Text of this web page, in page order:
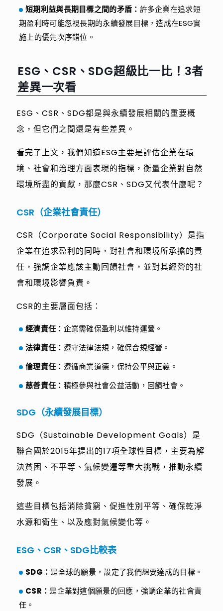
短期利益與長期目標之間的矛盾： 許多企業在追求短
期盈利時可能忽視長期的永續發展目標，造成在ESG實
施上的優先次序錯位。
ESG、CSR、SDG超級比一比！3者
差異一次看
ESG、CSR、SDG都是與永續發展相關的重要概
念，但它們之間還是有些差異。
看完了上文，我們知道ESG主要是評估企業在環
境、社會和治理方面表現的指標，衡量企業對自然
環境所盡的貢獻，那麼CSR、SDG又代表什麼呢？
CSR（企業社會責任）
CSR（Corporate Social Responsibility）是指
企業在追求盈利的同時，對社會和環境所承擔的責
任，強調企業應該主動回饋社會，並對其經營的社
會和環境影響負責。
CSR的主要層面包括：
經濟責任： 企業需確保盈利以維持運營。
法律責任： 遵守法律法規，確保合規經營。
倫理責任： 遵循商業道德，保持公平與正義。
慈善責任： 積極參與社會公益活動，回饋社會。
SDG（永續發展目標）
SDG（Sustainable Development Goals）是
聯合國於2015年提出的17項全球性目標，主要為解
決貧困、不平等、氣候變遷等重大挑戰，推動永續
發展。
這些目標包括消除貧窮、促進性別平等、確保乾淨
水源和衛生、以及應對氣候變化等。
ESG、CSR、SDG比較表
SDG：是全球的願景，設定了我們想要達成的目標。
CSR：是企業對這個願景的回應，強調企業的社會責
任。